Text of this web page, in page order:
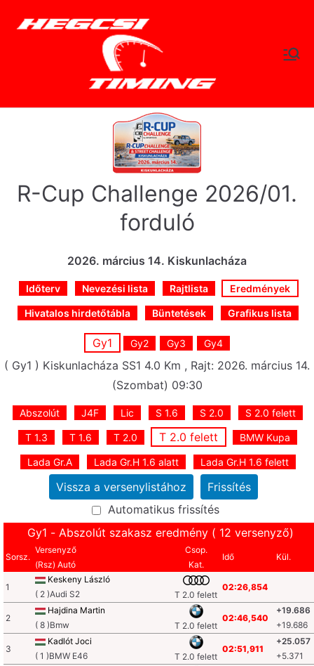
hegc
sitimi
Időtlen Idők
R-Cup Challenge 2026/01.
forduló
2026. március 14. Kiskunlacháza
Időterv Nevezési lista Rajtlista Eredmények
Hivatalos hirdetőtábla Büntetések Grafikus lista
Gy1 Gy2 Gy3 Gy4
( Gy1 ) Kiskunlacháza SS1 4.0 Km , Rajt: 2026. március 14.
(Szombat) 09:30
Abszolút J4F Lic S 1.6 S 2.0 S 2.0 felett
T 1.3 T 1.6 T 2.0 T 2.0 felett BMW Kupa
Lada Gr.A Lada Gr.H 1.6 alatt Lada Gr.H 1.6 felett
Automatikus frissítés
Gy1 - Abszolút szakasz eredmény ( 12 versenyző)
Sorsz.
Versenyző
(Rsz) Autó
Csop.
Kat.
Idő Kül.
1
Keskeny László
( 2 )Audi S2
T 2.0 felett
02:26,854
2
Hajdina Martin
( 8 )Bmw
T 2.0 felett
02:46,540
+19.686
+19.686
3
Kadlót Joci
( 1 )BMW E46
T 2.0 felett
02:51,911
+25.057
+5.371